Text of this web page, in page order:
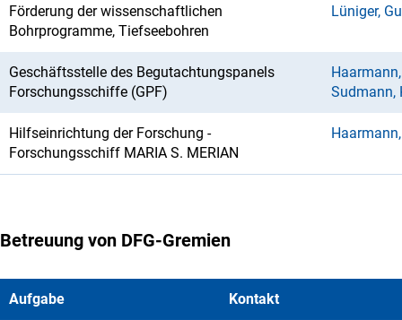
Förderung der wissenschaftlichen
Bohrprogramme, Tiefseebohren
Lüniger,
Geschäftsstelle des Begutachtungspanels
Forschungsschiffe (GPF)
Sudmann,
Hilfseinrichtung der Forschung -
Forschungsschiff MARIA S. MERIAN
Betreuung von DFG-Gremien
Aufgabe Kontakt